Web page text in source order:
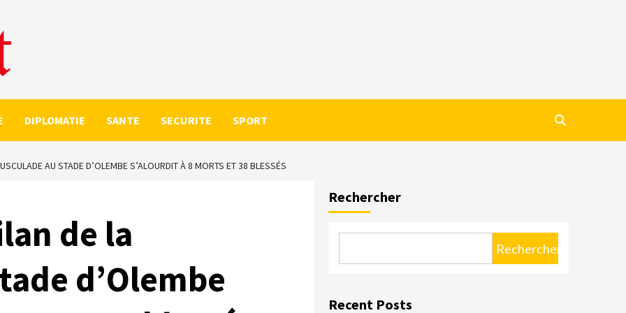
DIPLOMATIE SANTE SECURITE SPORT
AU STADE D’OLEMBE S’ALOURDIT À 8 MORTS ET 38 BLESSÉS
de la
d’Olembe
Rechercher
Rechercher
Recent Posts